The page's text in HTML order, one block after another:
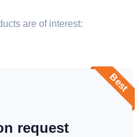
are of interest:
Best
request